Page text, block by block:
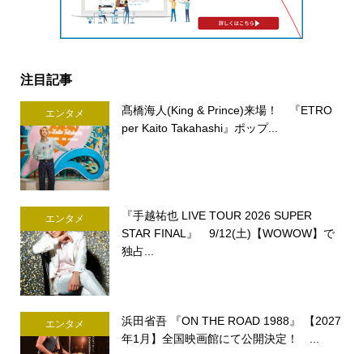
注目記事
エンタメ
髙橋海人(King & Prince)来場！ 『ETRO
per Kaito Takahashi』ポップ...
エンタメ
『手越祐也 LIVE TOUR 2026 SUPER
STAR FINAL』 9/12(土)【WOWOW】で
独占...
エンタメ
浜田省吾 『ON THE ROAD 1988』 【2027
年1月】全国映画館にて公開決定！ ...